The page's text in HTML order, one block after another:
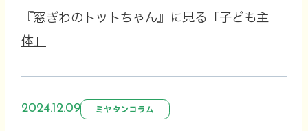
『窓ぎわのトットちゃん』に見る「子ども主
体」
2024.12.09 ミヤタンコラム